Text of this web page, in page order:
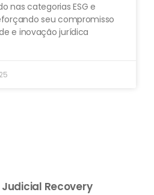
nas categorias ESG e
seu compromisso
e inovação jurídica
Recovery